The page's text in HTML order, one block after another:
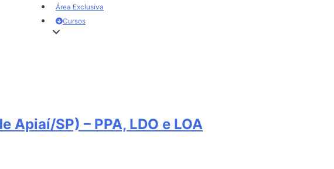
Área Exclusiva
Cursos
Apiaí/SP) – PPA, LDO e LOA